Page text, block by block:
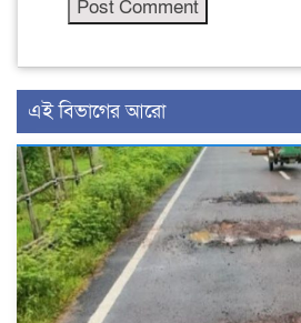
এই বিভাগের আরো